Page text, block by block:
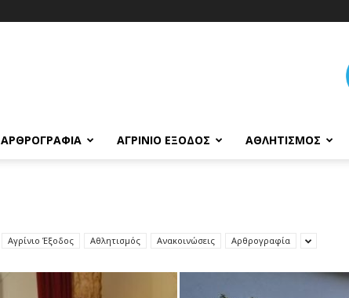
ΑΡΘΡΟΓΡΑΦΊΑ ΑΓΡΊΝΙΟ ΈΞΟΔΟΣ ΑΘΛΗΤΙΣΜΌΣ
Αγρίνιο Έξοδος Αθλητισμός Ανακοινώσεις Αρθρογραφία